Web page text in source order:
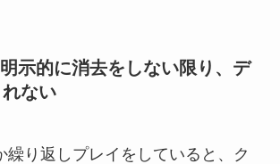
示的に消去をしない限り、デ
ない
繰り返しプレイをしていると、ク